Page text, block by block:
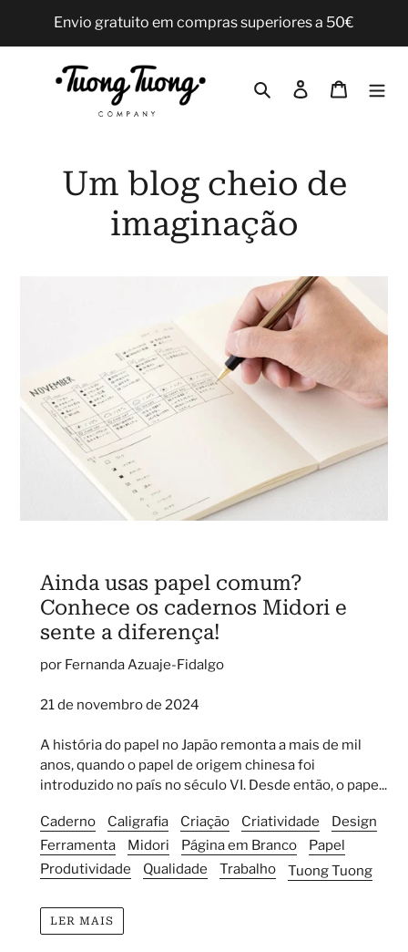
o
Conteúdo
Envio gratuito em compras superiores a 50€
PesquisarIniciar sessão
Carrinho
Um blog cheio de
imaginação
Ainda usas papel comum?
Conhece os cadernos Midori e
sente a diferença!
por Fernanda Azuaje-Fidalgo
21 de novembro de 2024
A história do papel no Japão remonta a mais de mil
anos, quando o papel de origem chinesa foi
introduzido no país no século VI. Desde então, o pape...
Caderno Caligrafia Criação Criatividade
Design
Ferramenta
Midori Página em Branco
Papel
Produtividade
Qualidade Trabalho Tuong Tuong
LER MAIS